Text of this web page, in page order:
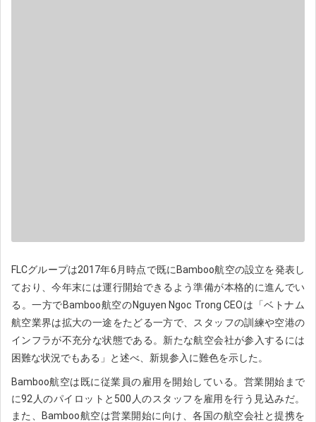
FLCグループは2017年6月時点で既にBamboo航空の設立を発表し
ており、今年末には運行開始できるよう準備が本格的に進んでい
る。一方でBamboo航空のNguyen Ngoc Trong CEOは「ベトナム
航空業界は拡大の一途をたどる一方で、スタッフの訓練や空港の
インフラが不充分な状態である。新たな航空会社が参入するには
困難な状況でもある」と述べ、新規参入に難色を示した。
Bamboo航空は既に従業員の雇用を開始している。営業開始まで
に92人のパイロットと500人のスタッフを雇用を行う見込みだ。
また、Bamboo航空は営業開始に向け、各国の航空会社と提携を